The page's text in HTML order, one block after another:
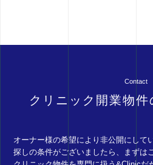
Contact
クリニック開業物
オーナー様の希望により非公開にして
探しの条件がございましたら、まずは